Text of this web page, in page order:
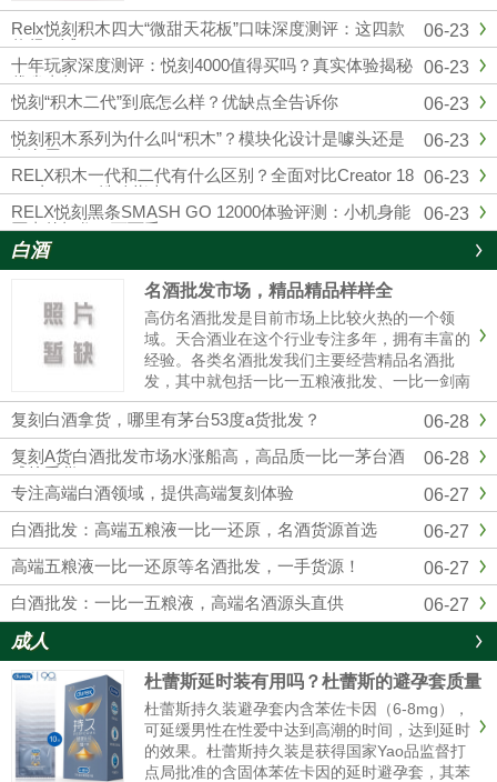
汁的颜色，就和那个特别相近，秋冬季节重口星
人的最爱，和纪梵希315有些许的相似。黄皮也
是完全可以驾......
06-23
Relx悦刻积木四大“微甜天花板”口味深度测评：这四款
值得一试
06-23
十年玩家深度测评：悦刻4000值得买吗？真实体验揭秘
优劣真相
06-23
悦刻“积木二代”到底怎么样？优缺点全告诉你
06-23
悦刻积木系列为什么叫“积木”？模块化设计是噱头还是
真有用？
06-23
RELX积木一代和二代有什么区别？全面对比Creator 18
000与22000选购指南
06-23
RELX悦刻黑条SMASH GO 12000体验评测：小机身能
否真的扛住一万两千口？
白酒
名酒批发市场，精品精品样样全
高仿名酒批发是目前市场上比较火热的一个领
域。天合酒业在这个行业专注多年，拥有丰富的
经验。各类名酒批发我们主要经营精品名酒批
发，其中就包括一比一五粮液批发、一比一剑南
春批发、一比一国窖1573批发等。这些都是市场
上非常受欢迎的产品。对于想要购买五粮液的人
来说，一比一五粮液批发是个......
06-28
复刻白酒拿货，哪里有茅台53度a货批发？
06-28
复刻A货白酒批发市场水涨船高，高品质一比一茅台酒
成抢手货
06-27
专注高端白酒领域，提供高端复刻体验
06-27
白酒批发：高端五粮液一比一还原，名酒货源首选
06-27
高端五粮液一比一还原等名酒批发，一手货源！
06-27
白酒批发：一比一五粮液，高端名酒源头直供
成人
杜蕾斯延时装有用吗？杜蕾斯的避孕套质量
怎么样啊
杜蕾斯持久装避孕套内含苯佐卡因（6-8mg），
可延缓男性在性爱中达到高潮的时间，达到延时
的效果。杜蕾斯持久装是获得国家Yao品监督打
点局批准的含固体苯佐卡因的延时避孕套，其苯